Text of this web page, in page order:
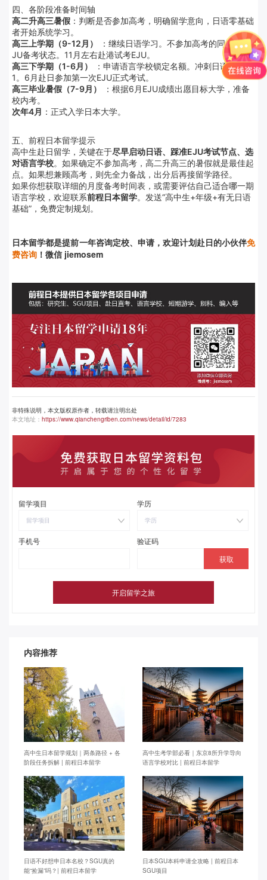
四、各阶段准备时间轴
高二升高三暑假 ：判断是否参加高考，明确留学意向，日语零基础
者开始系统学习。
高三上学期（9-12月）
：继续日语学习。不参加高考的同学进入E
JU备考状态。11月左右赴港试考EJU。
高三下学期（1-6月）
：申请语言学校锁定名额。冲刺日语N2/N
1。6月赴日参加第一次EJU正式考试。
高三毕业暑假（7-9月）
：根据6月EJU成绩出愿目标大学，准备
校内考。
次年4月 ：正式入学日本大学。
五、前程日本留学提示
高中生赴日留学，关键在于尽早启动日语、踩准EJU考试节点、选
对语言学校。如果确定不参加高考，高二升高三的暑假就是最佳起
点。如果想兼顾高考，则先全力备战，出分后再接留学路径。
如果你想获取详细的月度备考时间表，或需要评估自己适合哪一期
语言学校，欢迎联系前程日本留学。发送“高中生+年级+有无日语
基础”，免费定制规划。
日本留学都是提前一年咨询定校、申请，欢迎计划赴日的小伙伴免
费咨询 ！微信 jiemosem
非特殊说明，本文版权原作者，转载请注明出处
本文地址： https://www.qianchengriben.com/news/detail/id/7283
留学项目
留学项目
学历
学历
手机号 验证码
内容推荐
高中生日本留学规划｜两条路径 + 各
阶段任务拆解 | 前程日本留学
高中生考学部必看｜东京8所升学导向
语言学校对比 | 前程日本留学
日语不好想申日本名校？SGU真的
能“捡漏”吗？| 前程日本留学
日本SGU本科申请全攻略 | 前程日本
SGU项目